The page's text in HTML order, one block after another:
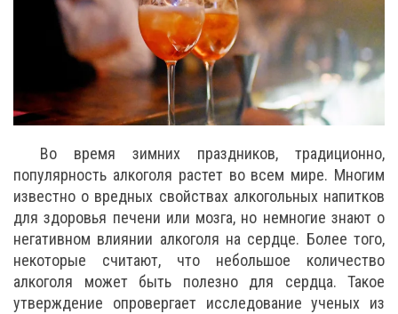
Во время зимних праздников, традиционно,
популярность алкоголя растет во всем мире. Многим
известно о вредных свойствах алкогольных напитков
для здоровья печени или мозга, но немногие знают о
негативном влиянии алкоголя на сердце. Более того,
некоторые считают, что небольшое количество
алкоголя может быть полезно для сердца. Такое
утверждение опровергает исследование ученых из